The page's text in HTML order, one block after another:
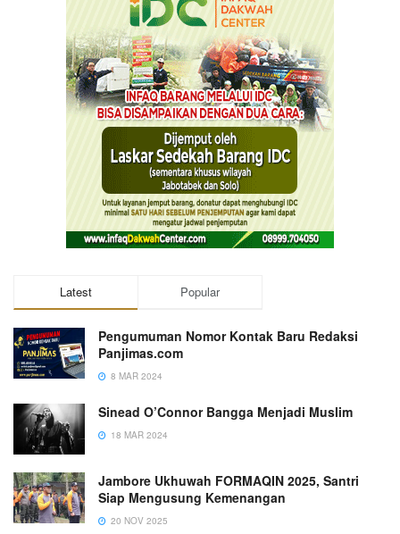
Latest Popular
Pengumuman Nomor Kontak Baru Redaksi
Panjimas.com
8 MAR 2024
Sinead O’Connor Bangga Menjadi Muslim
18 MAR 2024
Jambore Ukhuwah FORMAQIN 2025, Santri
Siap Mengusung Kemenangan
20 NOV 2025